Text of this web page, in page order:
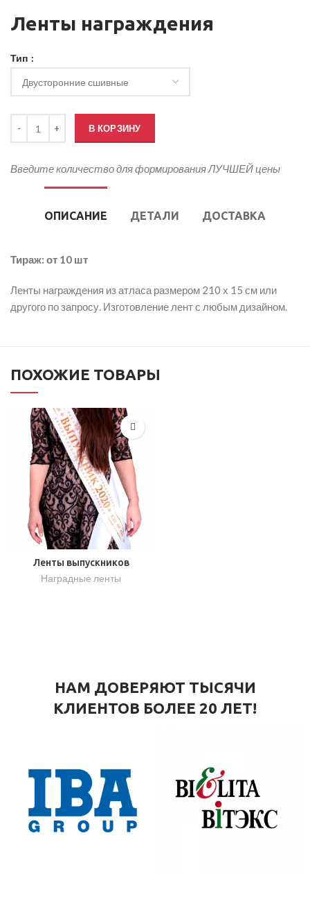
Ленты награждения
Тип
В КОРЗИНУ
Введите количество для формирования ЛУЧШЕЙ цены
ОПИСАНИЕ ДЕТАЛИ ДОСТАВКА
Тираж: от 10 шт
Ленты награждения из атласа размером 210 х 15 см или
другого по запросу. Изготовление лент с любым дизайном.
ПОХОЖИЕ ТОВАРЫ
Ленты выпускников
Наградные ленты
НАМ ДОВЕРЯЮТ ТЫСЯЧИ
КЛИЕНТОВ БОЛЕЕ 20 ЛЕТ!